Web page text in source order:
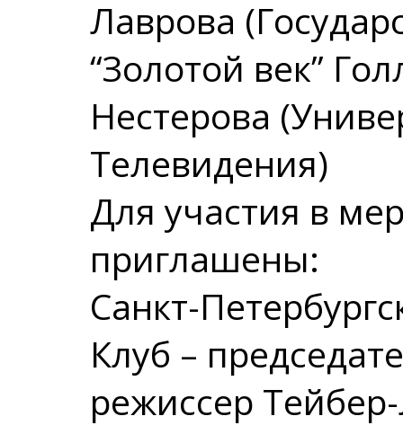
Лаврова
“Золотой век”
Нестерова
Телевидения)
Для участия в
приглашены:
Санкт-
Клуб –
режиссер